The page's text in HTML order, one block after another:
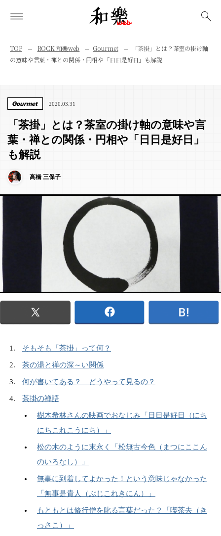
TOP ROCK 和樂web Gourmet
「茶掛」とは？茶室の掛け軸
の意味や言葉・禅との関係・円相や「日日是好日」も解説
Gourmet 2020.03.31
「茶掛」とは？茶室の掛け軸の意味や言
葉・禅との関係・円相や「日日是好日」
も解説
高橋 三保子
そもそも「茶掛」って何？
茶の湯と禅の深～い関係
何が書いてある？ どうやって見るの？
茶掛の禅語
樹木希林さんの映画でおなじみ「日日是好日（にち
にちこれこうにち）」
松の木のように末永く「松無古今色（まつにここん
のいろなし）」
無事に到着してよかった！という意味じゃなかった
「無事是貴人（ぶじこれきにん）」
もともとは修行僧を叱る言葉だった？「喫茶去（き
っさこ）」